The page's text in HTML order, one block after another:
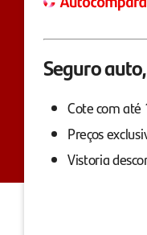
Seguro
Cote com até
Preços
Vistoria